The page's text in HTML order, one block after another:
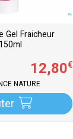
Gel Fraicheur
12,80€
NATURE